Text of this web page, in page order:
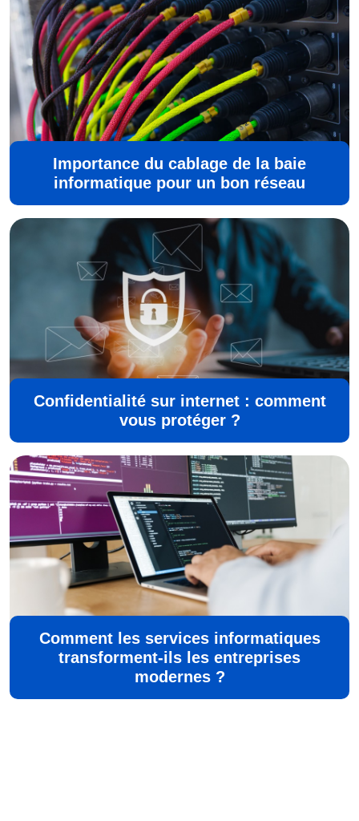
Importance du cablage de la baie
informatique pour un bon réseau
Confidentialité sur internet : comment
vous protéger ?
Comment les services informatiques
transforment-ils les entreprises
modernes ?